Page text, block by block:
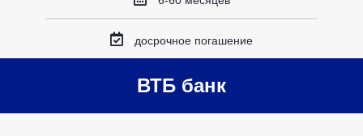
досрочное погашение
ВТБ банк